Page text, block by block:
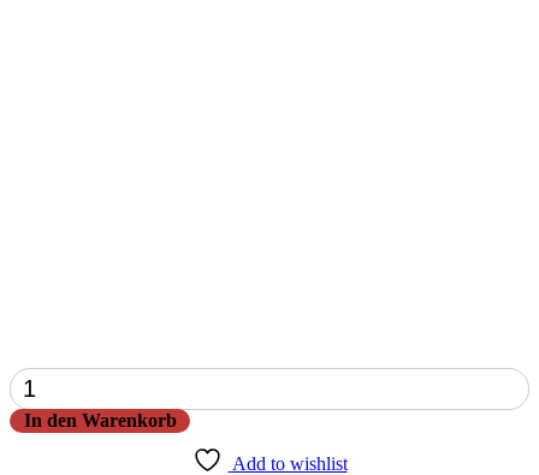
Pizza
Meer
Menge
In den Warenkorb
Add to wishlist